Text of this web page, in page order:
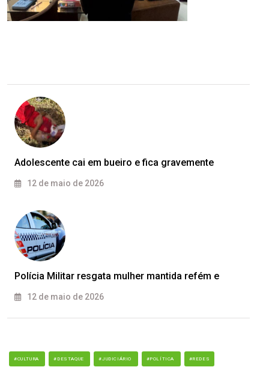
Adolescente cai em bueiro e fica gravemente
12 de maio de 2026
Polícia Militar resgata mulher mantida refém e
12 de maio de 2026
#CULTURA #DESTAQUE #JUDICIÁRIO #POLÍTICA #REDES